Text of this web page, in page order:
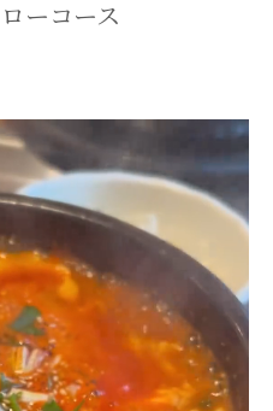
ーコース